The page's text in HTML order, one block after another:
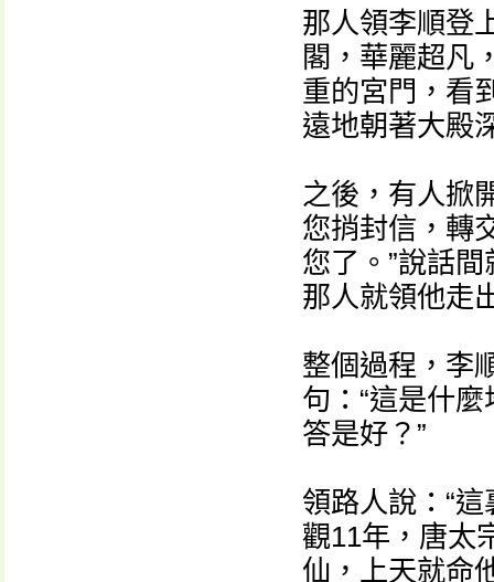
那人領李順登
閣，華麗超凡
重的宮門，看
遠地朝著大殿
之後，有人掀
您捎封信，轉
您了。”說話
那人就領他走
整個過程，李
句：“這是什
答是好？”
領路人說：“
觀11年，唐太
仙，上天就命